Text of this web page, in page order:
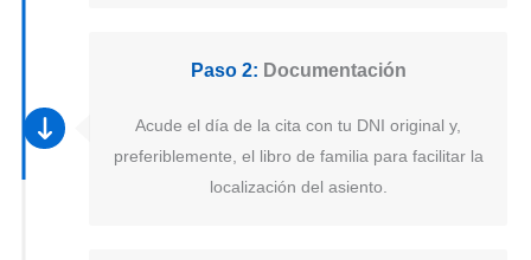
Paso 2: Documentación
Acude el día de la cita con tu DNI original y,
preferiblemente, el libro de familia para facilitar la
localización del asiento.